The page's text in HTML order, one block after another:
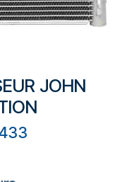
JOHN